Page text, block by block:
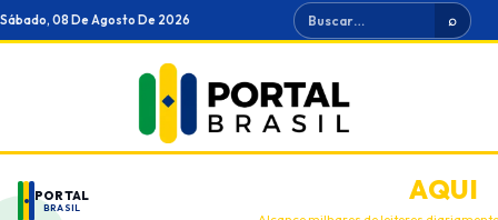
Ir
para
Sábado, 08 De Agosto De 2026 Buscar ⌕
PORTAL
BRASIL
ANUNCIEAQUI